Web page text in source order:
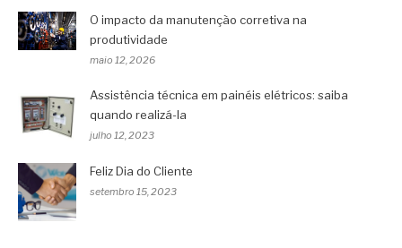
O impacto da manutenção corretiva na
produtividade
maio 12, 2026
Assistência técnica em painéis elétricos: saiba
quando realizá-la
julho 12, 2023
Feliz Dia do Cliente
setembro 15, 2023